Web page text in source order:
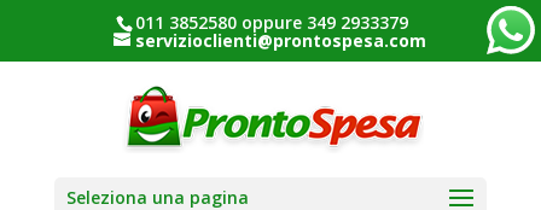
011 3852580 oppure 349 2933379
servizioclienti@prontospesa.com
Seleziona una pagina